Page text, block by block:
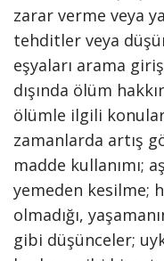
zarar verme veya
tehditler veya
eşyaları arama
dışında ölüm
ölümle ilgili
zamanlarda artış
madde kullanımı;
yemeden kesilme;
olmadığı,
gibi düşünceler;